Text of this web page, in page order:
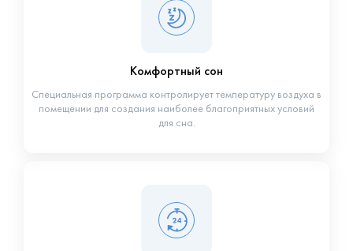
Комфортный сон
Специальная программа контролирует температуру воздуха в
помещении для создания наиболее благоприятных условий
для сна.